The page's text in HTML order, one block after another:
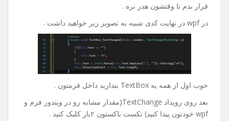
قرار بدم تا وقتشون هدر نره .
در wpf در نهایت کدی شبیه به تصویر زیر خواهید داشت .
خوب اول از همه یه TextBox بندازید داخل فرمتون .
بعد روی رویداد TextChange(مقدار مشابه رو در ویندوز فرم و
wpf خودتون پیدا کنید) تکست باکستون ۲بار کلیک کنید .